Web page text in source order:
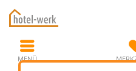
MENÜ